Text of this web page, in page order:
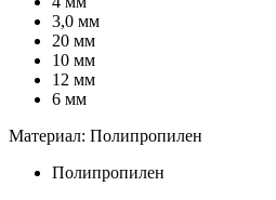
3,0 мм
20 мм
10 мм
12 мм
6 мм
Материал: Полипропилен
Полипропилен